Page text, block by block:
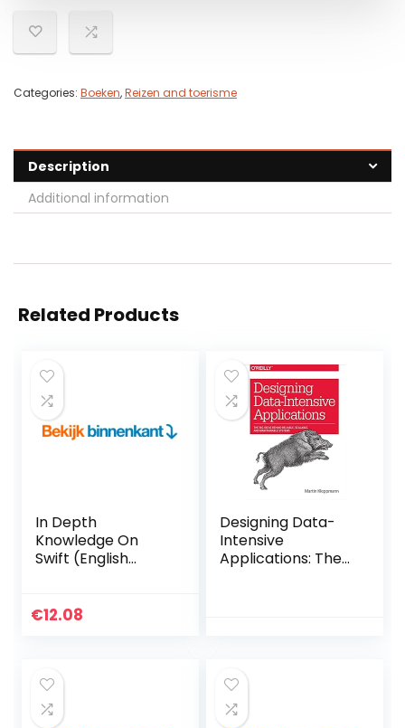
Categories: Boeken,Reizen and toerisme
Description
Additional information
Related Products
In Depth
Knowledge On
Swift (English
€12.08
Designing Data-
Intensive
Applications: The
mei 2017